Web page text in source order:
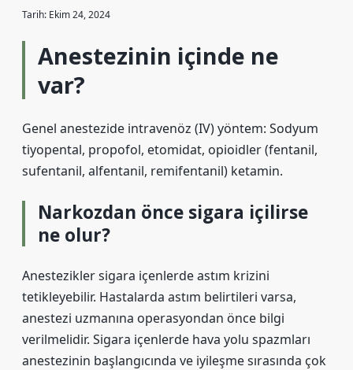
Tarih: Ekim 24, 2024
Anestezinin içinde ne
var?
Genel anestezide intravenöz (IV) yöntem: Sodyum
tiyopental, propofol, etomidat, opioidler (fentanil,
sufentanil, alfentanil, remifentanil) ketamin.
Narkozdan önce sigara içilirse
ne olur?
Anestezikler sigara içenlerde astım krizini
tetikleyebilir. Hastalarda astım belirtileri varsa,
anestezi uzmanına operasyondan önce bilgi
verilmelidir. Sigara içenlerde hava yolu spazmları
anestezinin başlangıcında ve iyileşme sırasında çok